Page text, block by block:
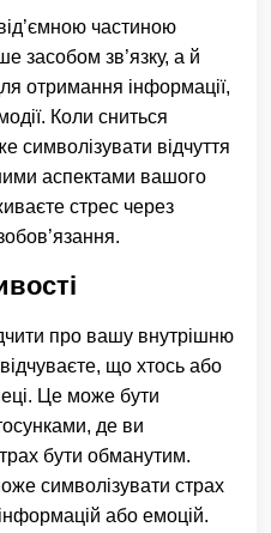
частиною
засобом зв’язку, а й
отримання інформації,
Коли сниться
символізувати відчуття
аспектами вашого
стрес через
про вашу внутрішню
що хтось або
Це може бути
де ви
бути обманутим.
символізувати страх
або емоцій.